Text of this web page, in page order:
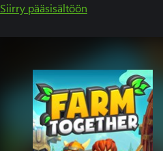
Siirry pääsisältöön